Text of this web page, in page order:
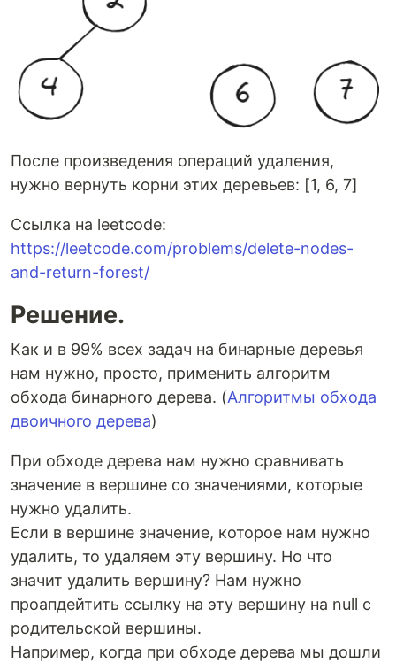
После произведения операций удаления,
нужно вернуть корни этих деревьев: [1, 6, 7]
Ссылка на leetcode:
https://leetcode.com/problems/delete-nodes-
and-return-forest/
Решение.
Как и в 99% всех задач на бинарные деревья
нам нужно, просто, применить алгоритм
обхода бинарного дерева. (Алгоритмы обхода
двоичного дерева)
При обходе дерева нам нужно сравнивать
значение в вершине со значениями, которые
нужно удалить.
Если в вершине значение, которое нам нужно
удалить, то удаляем эту вершину. Но что
значит удалить вершину? Нам нужно
проапдейтить ссылку на эту вершину на null с
родительской вершины.
Например, когда при обходе дерева мы дошли